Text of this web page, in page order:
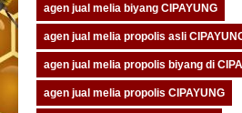
agen jual melia biyang CIPAYUNG
agen jual melia propolis asli
agen jual melia propolis biyang di
agen jual melia propolis CIPAYUNG